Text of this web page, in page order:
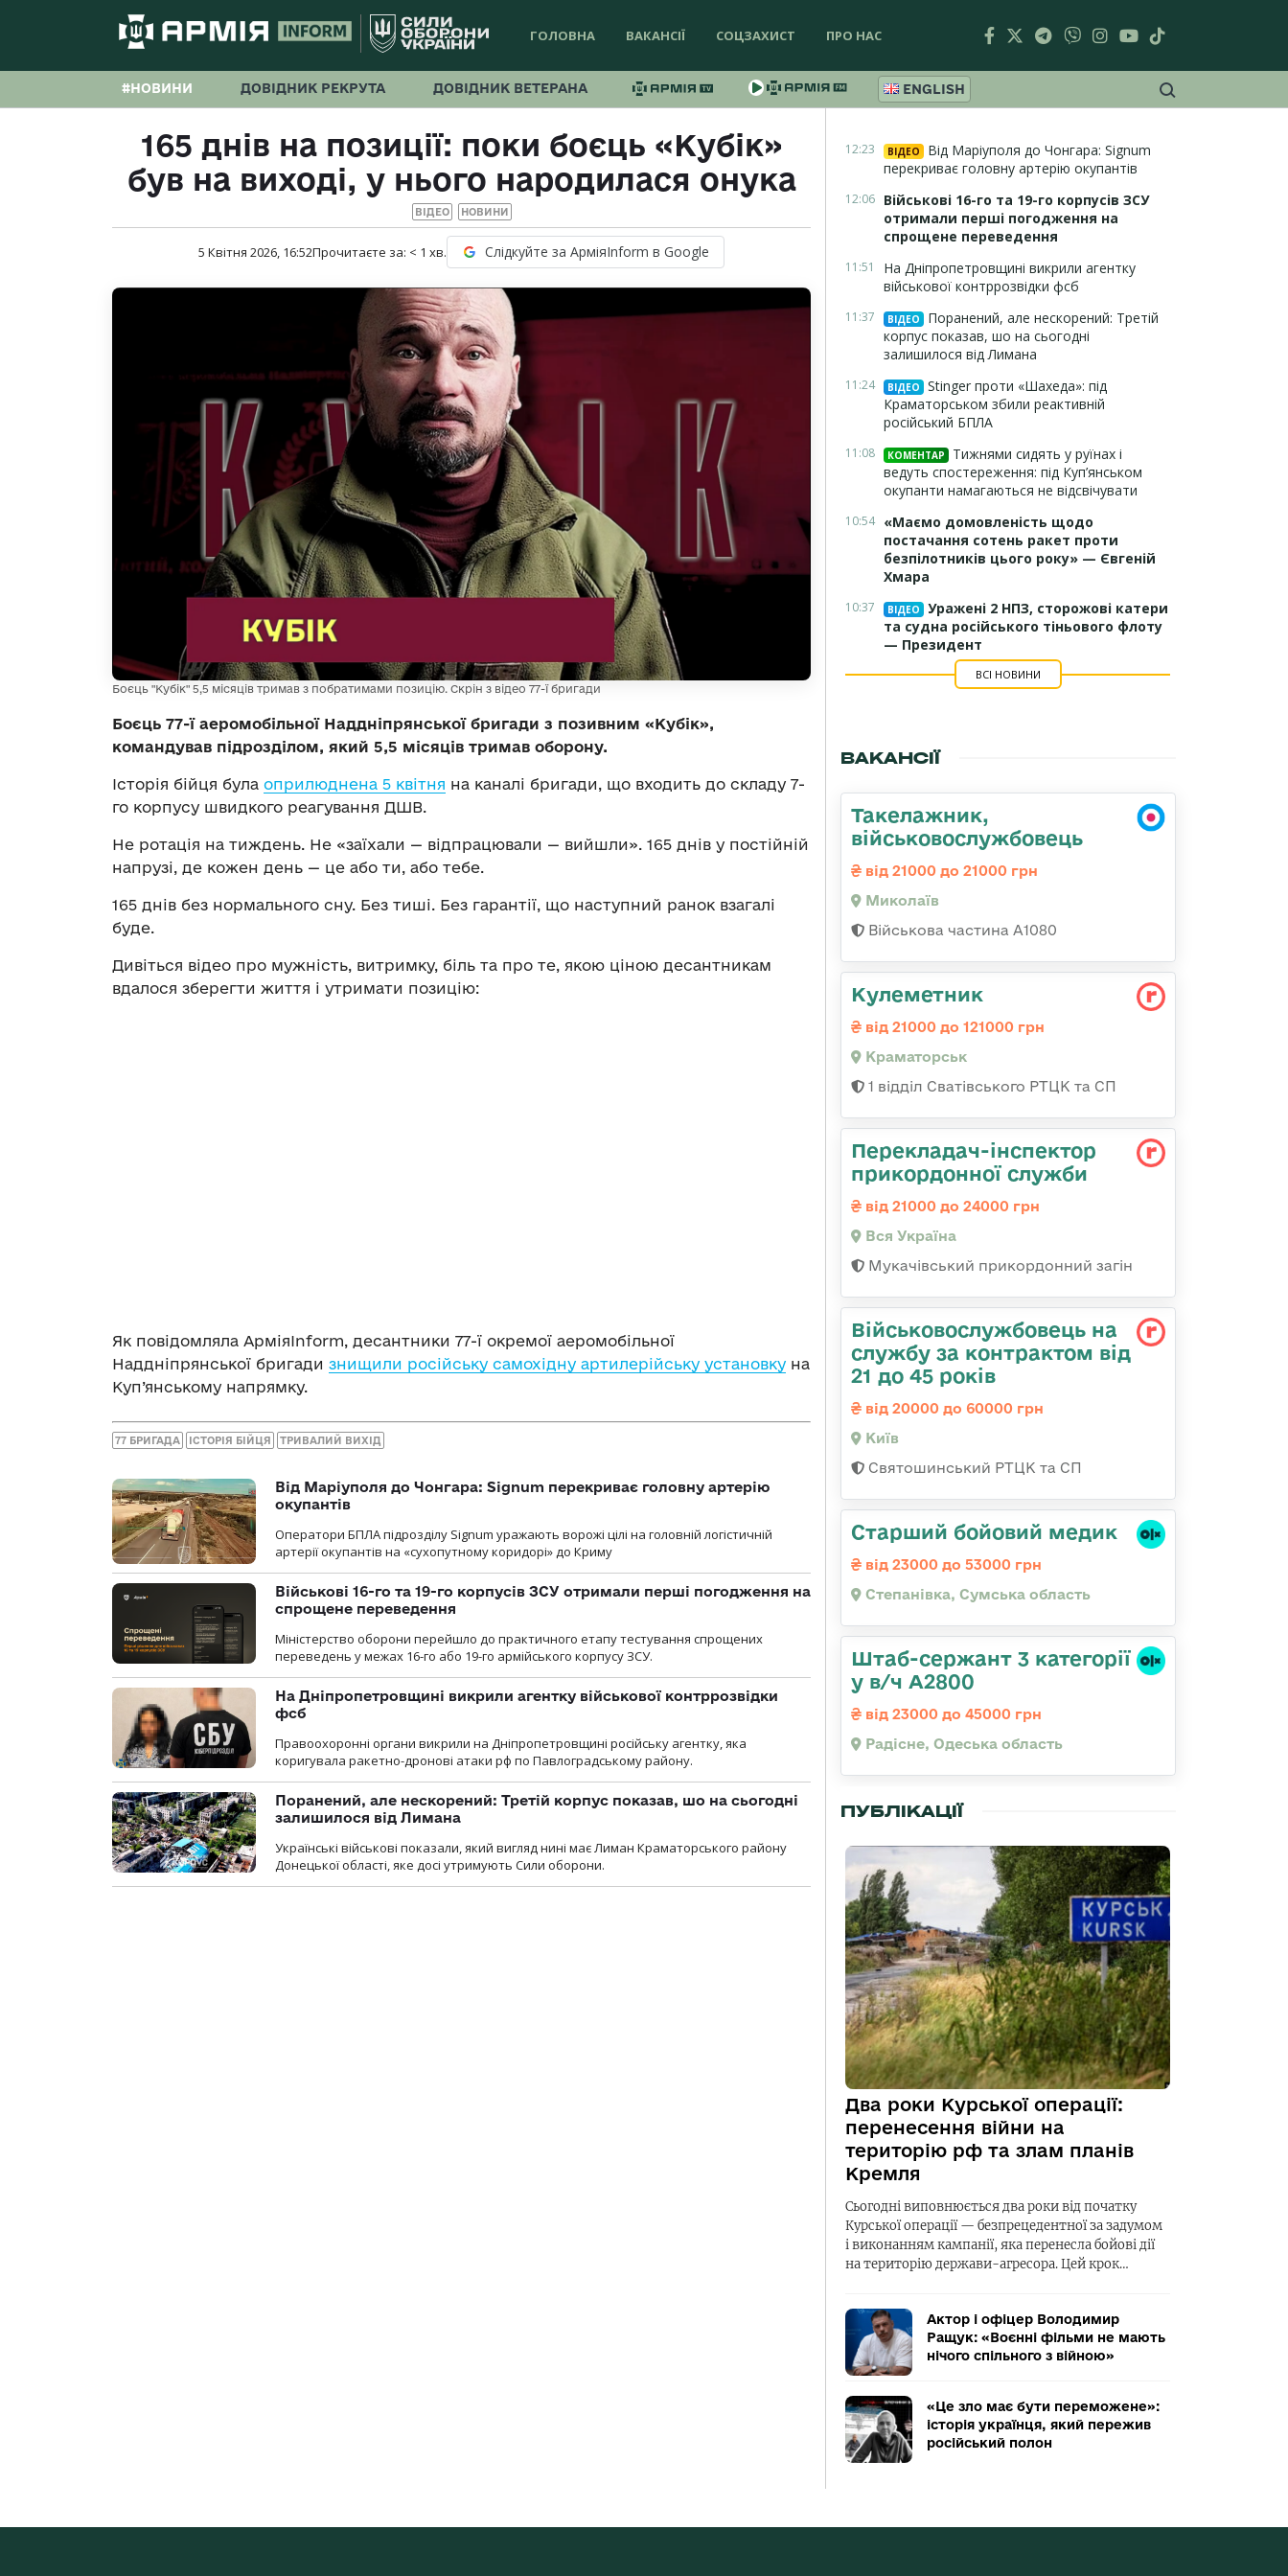
ГОЛОВНА ВАКАНСІЇ СОЦЗАХИСТ ПРО НАС
#НОВИНИ ДОВІДНИК РЕКРУТА ДОВІДНИК ВЕТЕРАНА ENGLISH
165 днів на позиції: поки боєць «Кубік»
був на виході, у нього народилася онука
ВІДЕО НОВИНИ
5 Квітня 2026, 16:52Прочитаєте за: < 1 хв. Слідкуйте за АрміяInform в Google
Боєць "Кубік" 5,5 місяців тримав з побратимами позицію. Скрін з відео 77-ї бригади
Боєць 77-ї аеромобільної Наддніпрянської бригади з позивним «Кубік»,
командував підрозділом, який 5,5 місяців тримав оборону.
Історія бійця була оприлюднена 5 квітня на каналі бригади, що входить до складу 7-
го корпусу швидкого реагування ДШВ.
Не ротація на тиждень. Не «заїхали — відпрацювали — вийшли». 165 днів у постійній
напрузі, де кожен день — це або ти, або тебе.
165 днів без нормального сну. Без тиші. Без гарантії, що наступний ранок взагалі
буде.
Дивіться відео про мужність, витримку, біль та про те, якою ціною десантникам
вдалося зберегти життя і утримати позицію:
Як повідомляла АрміяInform, десантники 77-ї окремої аеромобільної
Наддніпрянської бригади знищили російську самохідну артилерійську установку на
Куп’янському напрямку.
77 БРИГАДА ІСТОРІЯ БІЙЦЯ ТРИВАЛИЙ ВИХІД
Від Маріуполя до Чонгара: Signum перекриває головну артерію
окупантів
Оператори БПЛА підрозділу Signum уражають ворожі цілі на головній логістичній
артерії окупантів на «сухопутному коридорі» до Криму
Військові 16-го та 19-го корпусів ЗСУ отримали перші погодження на
спрощене переведення
Міністерство оборони перейшло до практичного етапу тестування спрощених
переведень у межах 16-го або 19-го армійського корпусу ЗСУ.
На Дніпропетровщині викрили агентку військової контррозвідки
фсб
Правоохоронні органи викрили на Дніпропетровщині російську агентку, яка
коригувала ракетно-дронові атаки рф по Павлоградському району.
Поранений, але нескорений: Третій корпус показав, шо на сьогодні
залишилося від Лимана
Українські військові показали, який вигляд нині має Лиман Краматорського району
Донецької області, яке досі утримують Сили оборони.
12:23 ВІДЕО
Від Маріуполя до Чонгара: Signum
перекриває головну артерію окупантів
12:06 Військові 16-го та 19-го корпусів ЗСУ
отримали перші погодження на
спрощене переведення
11:51
На Дніпропетровщині викрили агентку
військової контррозвідки фсб
11:37 ВІДЕО
Поранений, але нескорений: Третій
корпус показав, шо на сьогодні
залишилося від Лимана
11:24 ВІДЕО
Stinger проти «Шахеда»: під
Краматорськом збили реактивній
російський БПЛА
11:08 КОМЕНТАР
Тижнями сидять у руїнах і
ведуть спостереження: під Куп’янськом
окупанти намагаються не відсвічувати
10:54 «Маємо домовленість щодо
постачання сотень ракет проти
безпілотників цього року» — Євгеній
Хмара
10:37 ВІДЕО
Уражені 2 НПЗ, сторожові катери
та судна російського тіньового флоту
— Президент
ВСІ НОВИНИ
ВАКАНСІЇ
Такелажник,
військовослужбовець
від 21000 до 21000 грн
Миколаїв
Військова частина А1080
Кулеметник
від 21000 до 121000 грн
Краматорськ
1 відділ Сватівського РТЦК та СП
Перекладач-інспектор
прикордонної служби
від 21000 до 24000 грн
Вся Україна
Мукачівський прикордонний загін
Військовослужбовець на
службу за контрактом від
21 до 45 років
від 20000 до 60000 грн
Київ
Святошинський РТЦК та СП
Старший бойовий медик
від 23000 до 53000 грн
Степанівка, Сумська область
Штаб-сержант 3 категорії
у в/ч А2800
від 23000 до 45000 грн
Радісне, Одеська область
ПУБЛІКАЦІЇ
Два роки Курської операції:
перенесення війни на
територію рф та злам планів
Кремля
Сьогодні виповнюється два роки від початку
Курської операції — безпрецедентної за задумом
і виконанням кампанії, яка перенесла бойові дії
на територію держави-агресора. Цей крок…
Актор і офіцер Володимир
Ращук: «Воєнні фільми не мають
нічого спільного з війною»
«Це зло має бути переможене»:
історія українця, який пережив
російський полон